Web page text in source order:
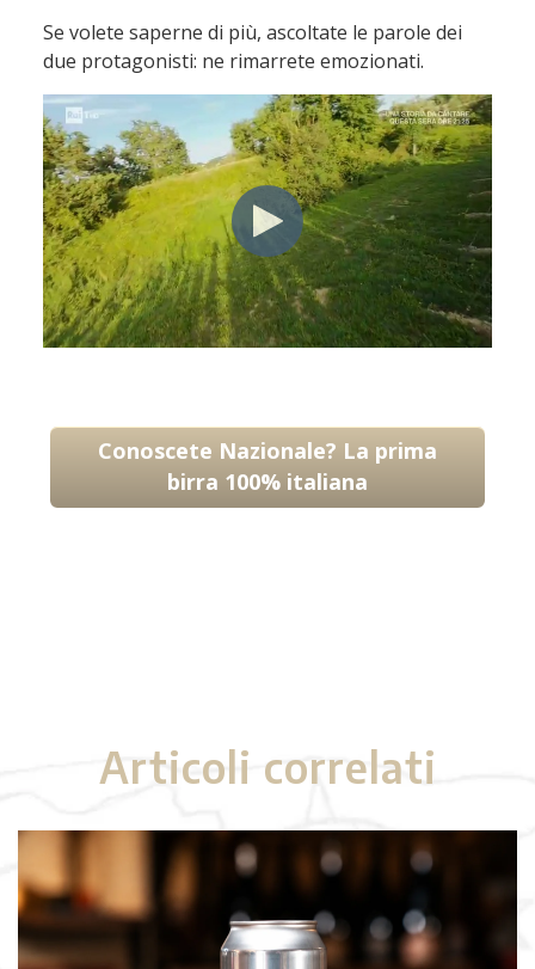
Se volete saperne di più, ascoltate le parole dei
due protagonisti: ne rimarrete emozionati.
Conoscete Nazionale? La prima
birra 100% italiana
Articoli correlati